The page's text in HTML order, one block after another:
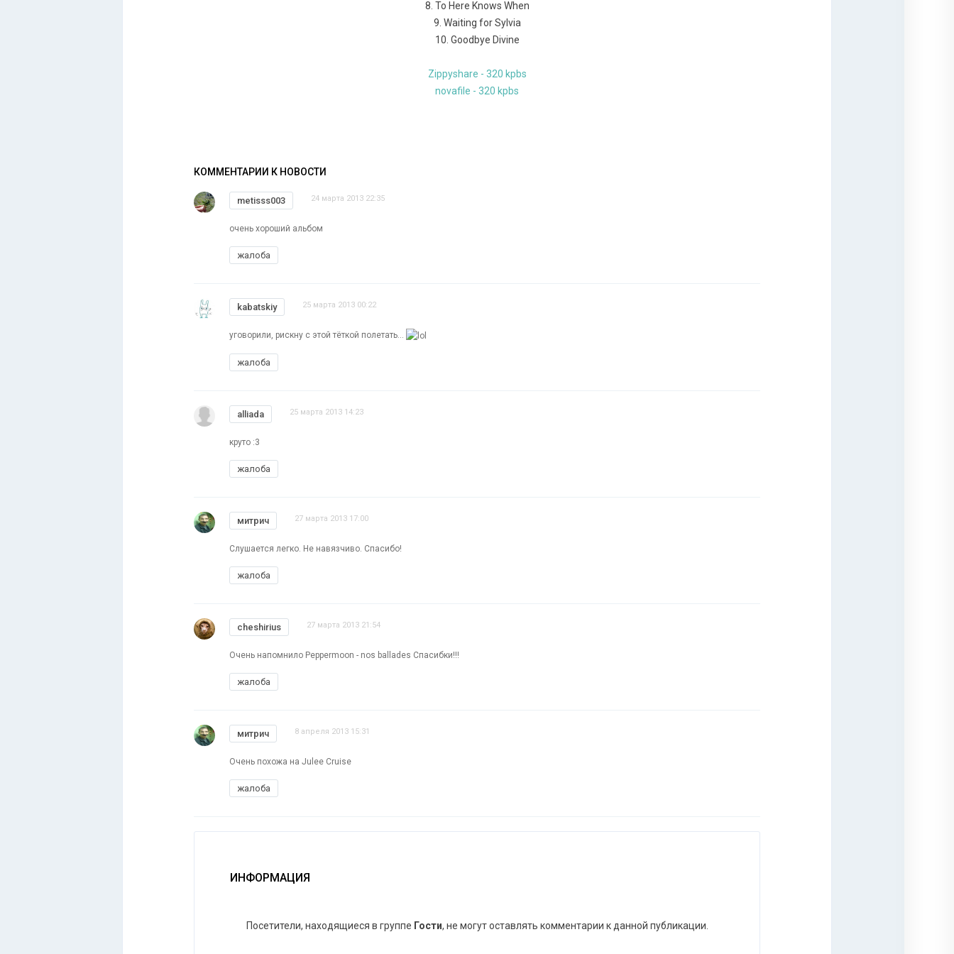
8. To Here Knows When
9. Waiting for Sylvia
10. Goodbye Divine
Zippyshare - 320 kpbs
novafile - 320 kpbs
КОММЕНТАРИИ К НОВОСТИ
metisss003 24 марта 2013 22:35
очень хороший альбом
жалоба
kabatskiy 25 марта 2013 00:22
уговорили, рискну с этой тёткой полетать...
жалоба
alliada 25 марта 2013 14:23
круто :3
жалоба
митрич 27 марта 2013 17:00
Слушается легко. Не навязчиво. Спасибо!
жалоба
cheshirius 27 марта 2013 21:54
Очень напомнило Peppermoon - nos ballades Спасибки!!!
жалоба
митрич 8 апреля 2013 15:31
Очень похожа на Julee Cruise
жалоба
ИНФОРМАЦИЯ
Посетители, находящиеся в группе Гости, не могут оставлять комментарии к данной публикации.